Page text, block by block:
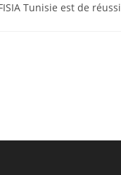
Tunisie est de